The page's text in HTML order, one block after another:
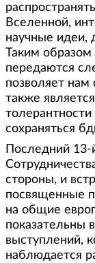
Вселенной,
научные идеи,
Таким
передаются
позволяет нам
также
сохраняться
Последний 13-
стороны, и
посвященные
на общие
показательны
выступлений,
наблюдается